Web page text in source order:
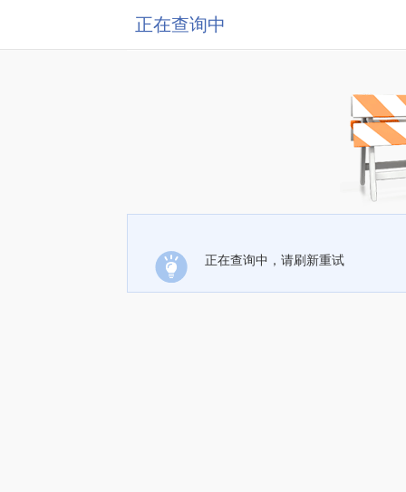
正在查询中
正在查询中，请刷新重试